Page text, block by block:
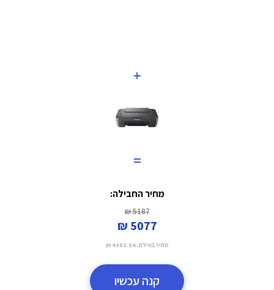
+
=
מחיר החבילה:
5187 ₪
5077 ₪
מחיר באילת: 4302.54 ₪
קנה עכשיו